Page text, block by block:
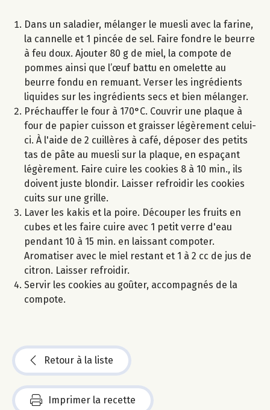
Dans un saladier, mélanger le muesli avec la farine,
la cannelle et 1 pincée de sel. Faire fondre le beurre
à feu doux. Ajouter 80 g de miel, la compote de
pommes ainsi que l’œuf battu en omelette au
beurre fondu en remuant. Verser les ingrédients
liquides sur les ingrédients secs et bien mélanger.
Préchauffer le four à 170°C. Couvrir une plaque à
four de papier cuisson et graisser légèrement celui-
ci. À l'aide de 2 cuillères à café, déposer des petits
tas de pâte au muesli sur la plaque, en espaçant
légèrement. Faire cuire les cookies 8 à 10 min., ils
doivent juste blondir. Laisser refroidir les cookies
cuits sur une grille.
Laver les kakis et la poire. Découper les fruits en
cubes et les faire cuire avec 1 petit verre d'eau
pendant 10 à 15 min. en laissant compoter.
Aromatiser avec le miel restant et 1 à 2 cc de jus de
citron. Laisser refroidir.
Servir les cookies au goûter, accompagnés de la
compote.
Retour à la liste
Imprimer la recette